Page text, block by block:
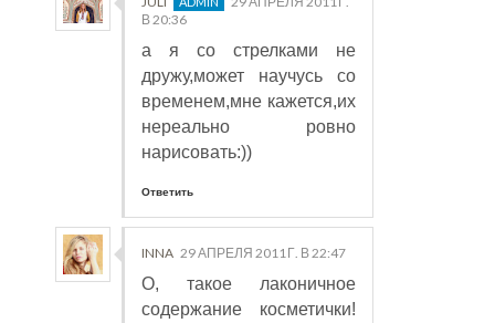
В 20:36
а я со стрелками не
дружу,может научусь со
временем,мне кажется,их
нереально ровно
нарисовать:))
Ответить
INNA 29 АПРЕЛЯ 2011 Г. В 22:47
О, такое лаконичное
содержание косметички!